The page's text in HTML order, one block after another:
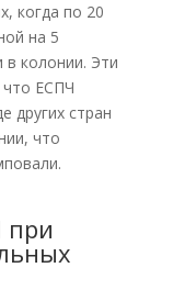
когда по 20
на 5
колонии. Эти
что ЕСПЧ
других стран
что
при